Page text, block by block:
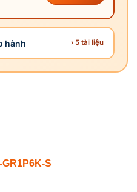
hành › 5 tài liệu
S